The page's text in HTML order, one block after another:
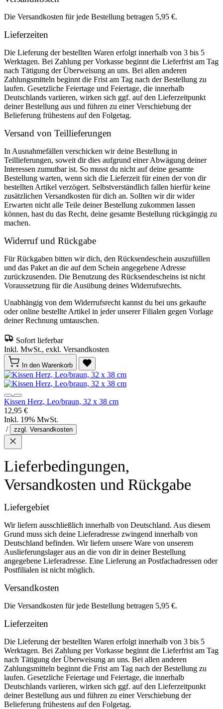
Die Versandkosten für jede Bestellung betragen 5,95 €.
Lieferzeiten
Die Lieferung der bestellten Waren erfolgt innerhalb von 3 bis 5
Werktagen. Bei Zahlung per Vorkasse beginnt die Lieferfrist am Tag
nach Tätigung der Überweisung an uns. Bei allen anderen
Zahlungsmitteln beginnt die Frist am Tag nach der Bestellung zu
laufen. Gesetzliche Feiertage und Feiertage, die innerhalb
Deutschlands variieren, wirken sich ggf. auf den Lieferzeitpunkt
deiner Bestellung aus und führen zu einer Verschiebung der
Belieferung frühestens auf den Folgetag.
Versand von Teillieferungen
In Ausnahmefällen verschicken wir deine Bestellung in
Teillieferungen, soweit dir dies aufgrund einer Abwägung deiner
Interessen zumutbar ist. So musst du nicht auf deine gesamte
Bestellung warten, wenn sich die Lieferzeit für einen der von dir
bestellten Artikel verzögert. Selbstverständlich fallen hierfür keine
zusätzlichen Versandkosten für dich an. Sollten wir dir wider
Erwarten nicht alle Teile deiner Bestellung zukommen lassen
können, hast du das Recht, deine gesamte Bestellung rückgängig zu
machen.
Widerruf und Rückgabe
Für Rückgaben bitten wir dich, den Rücksendeschein auszufüllen
und das Paket an die auf dem Schein angegebene Adresse
zurückzusenden. Die Benutzung des Rücksendescheins ist nicht
Voraussetzung für die Ausübung deines Widerrufsrechts.
Unabhängig von dem Widerrufsrecht kannst du bei uns gekaufte
oder online bestellte Artikel in jeder unserer Filialen gegen Vorlage
deiner Rechnung umtauschen.
Sofort lieferbar
Inkl. MwSt., exkl. Versandkosten
In den Warenkorb
Kissen Herz, Leo/braun, 32 x 38 cm
12,95 €
Inkl. 19% MwSt.
/
zzgl. Versandkosten
Lieferbedingungen,
Versandkosten und Rückgabe
Liefergebiet
Wir liefern ausschließlich innerhalb von Deutschland. Aus diesem
Grund muss sich deine Lieferadresse zwingend innerhalb von
Deutschland befinden. Wir liefern unsere Ware von unserem
Auslieferungslager aus an die von dir in deiner Bestellung
angegebene Lieferadresse. Eine Lieferung an Postfachadressen oder
Postfilialen ist nicht möglich.
Versandkosten
Die Versandkosten für jede Bestellung betragen 5,95 €.
Lieferzeiten
Die Lieferung der bestellten Waren erfolgt innerhalb von 3 bis 5
Werktagen. Bei Zahlung per Vorkasse beginnt die Lieferfrist am Tag
nach Tätigung der Überweisung an uns. Bei allen anderen
Zahlungsmitteln beginnt die Frist am Tag nach der Bestellung zu
laufen. Gesetzliche Feiertage und Feiertage, die innerhalb
Deutschlands variieren, wirken sich ggf. auf den Lieferzeitpunkt
deiner Bestellung aus und führen zu einer Verschiebung der
Belieferung frühestens auf den Folgetag.